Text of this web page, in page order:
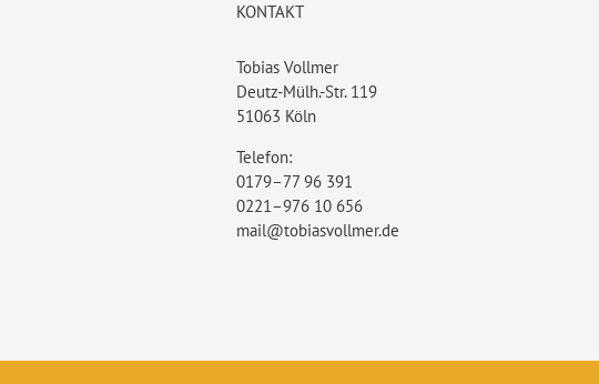
KONTAKT
Tobias Vollmer
Deutz-Mülh.-Str. 119
51063 Köln
Telefon:
0179–77 96 391
0221–976 10 656
mail@tobiasvollmer.de